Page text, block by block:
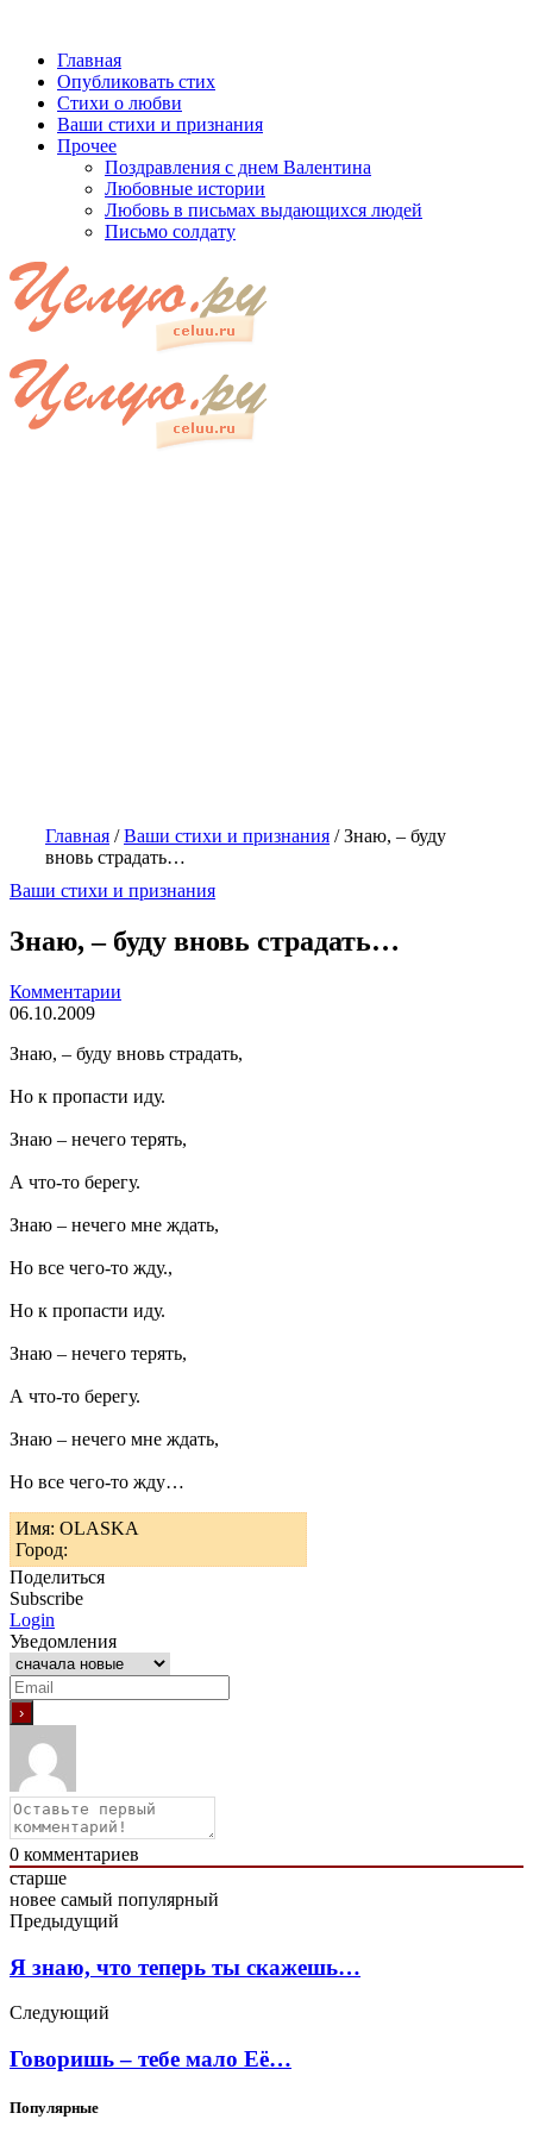
Главная
Опубликовать стих
Стихи о любви
Ваши стихи и признания
Прочее
Поздравления с днем Валентина
Любовные истории
Любовь в письмах выдающихся людей
Письмо солдату
Главная /Ваши стихи и признания /Знаю, – буду
вновь страдать…
Ваши стихи и признания
Знаю, – буду вновь страдать…
Комментарии
06.10.2009
Знаю, – буду вновь страдать,
Но к пропасти иду.
Знаю – нечего терять,
А что-то берегу.
Знаю – нечего мне ждать,
Но все чего-то жду.,
Но к пропасти иду.
Знаю – нечего терять,
А что-то берегу.
Знаю – нечего мне ждать,
Но все чего-то жду…
Имя: OLASKA
Город:
Поделиться
Subscribe
Login
Уведомления
0 комментариев
старше
новее самый популярный
Предыдущий
Я знаю, что теперь ты скажешь…
Следующий
Говоришь – тебе мало Её…
Популярные